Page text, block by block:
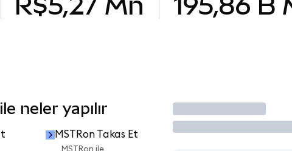
neler yapılır
MSTRon Takas Et
İşlem Yap